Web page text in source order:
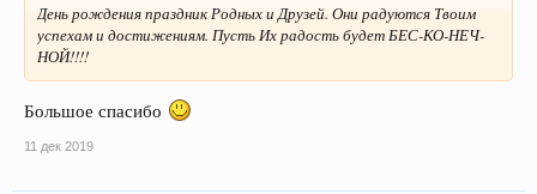
День рождения праздник Родных и Друзей. Они радуются Твоим
успехам и достижениям. Пусть Их радость будет БЕС-КО-НЕЧ-
НОЙ!!!!
Большое спасибо
11 дек 2019